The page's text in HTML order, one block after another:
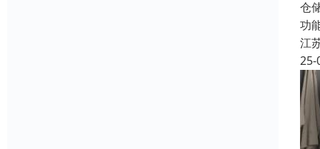
仓
功
江
25-